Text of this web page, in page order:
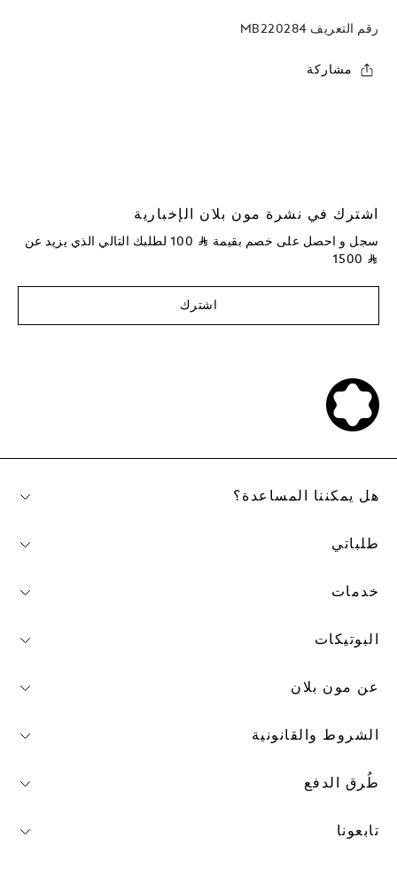
رقم التعريف MB220284
مشاركة
اشترك في نشرة مون بلان الإخبارية
سجل و احصل على خصم بقيمة ⃁
لطلبك التالي الذي يزيد عن
⃁
اشترك
طُرق الدفع
تابعونا
هل يمكننا المساعدة؟
طلباتي
خدمات
البوتيكات
عن مون بلان
الشروط والقانونية